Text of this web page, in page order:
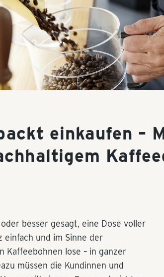
einkaufen –
besser gesagt, eine Dose voller
einfach und im Sinne der
Kaffeebohnen lose – in ganzer
müssen die Kundinnen und